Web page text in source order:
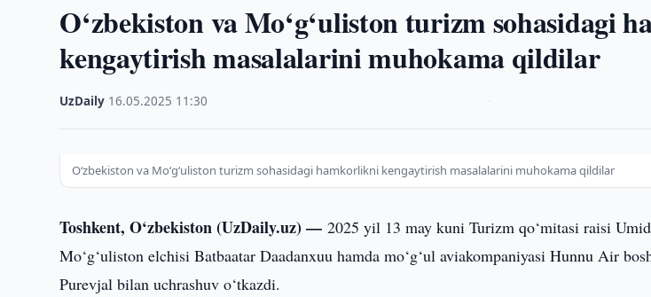
O‘zbekiston va Mo‘g‘uliston turizm sohasidagi
kengaytirish masalalarini muhokama qildilar
UzDaily 16.05.2025 11:30
O‘zbekiston va Mo‘g‘uliston turizm sohasidagi hamkorlikni kengaytirish masalalarini muhokama qildilar
Toshkent, O‘zbekiston (UzDaily.uz) —2025 yil 13 may kuni Turizm qo‘mitasi raisi
Mo‘g‘uliston elchisi Batbaatar Daadanxuu hamda mo‘g‘ul aviakompaniyasi Hunnu Air
Purevjal bilan uchrashuv o‘tkazdi.